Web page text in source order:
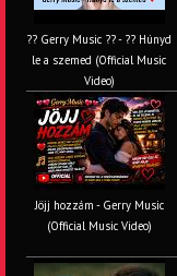
?? Gerry Music ?? - ?? Húnyd
le a szemed (Official Music
Video)
Jöjj hozzám - Gerry Music
(Official Music Video)